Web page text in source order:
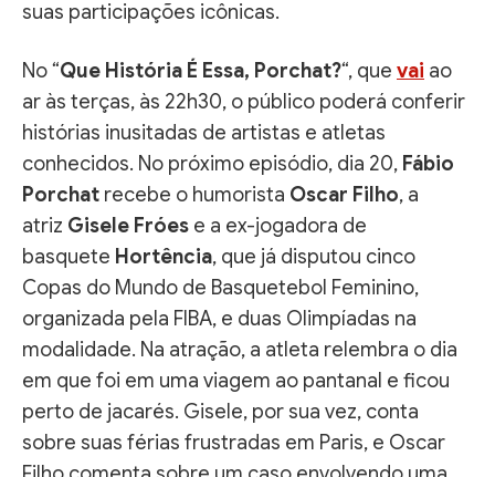
suas participações icônicas.
No “Que História É Essa, Porchat?“, que vai ao
ar às terças, às 22h30, o público poderá conferir
histórias inusitadas de artistas e atletas
conhecidos. No próximo episódio, dia 20, Fábio
Porchat recebe o humorista Oscar Filho, a
atriz Gisele Fróes e a ex-jogadora de
basquete Hortência, que já disputou cinco
Copas do Mundo de Basquetebol Feminino,
organizada pela FIBA, e duas Olimpíadas na
modalidade. Na atração, a atleta relembra o dia
em que foi em uma viagem ao pantanal e ficou
perto de jacarés. Gisele, por sua vez, conta
sobre suas férias frustradas em Paris, e Oscar